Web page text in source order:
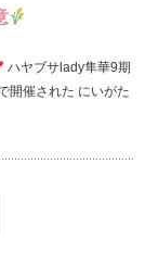
ハヤブサlady隼華9期
開催された にいがた